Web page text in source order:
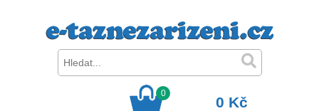
0
0 Kč